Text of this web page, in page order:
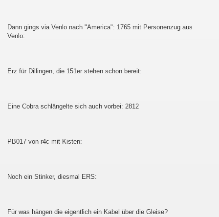
Dann gings via Venlo nach "America": 1765 mit Personenzug aus
Venlo:
Erz für Dillingen, die 151er stehen schon bereit:
Eine Cobra schlängelte sich auch vorbei: 2812
PB017 von r4c mit Kisten:
Noch ein Stinker, diesmal ERS:
Für was hängen die eigentlich ein Kabel über die Gleise?
- Děčín und zurück